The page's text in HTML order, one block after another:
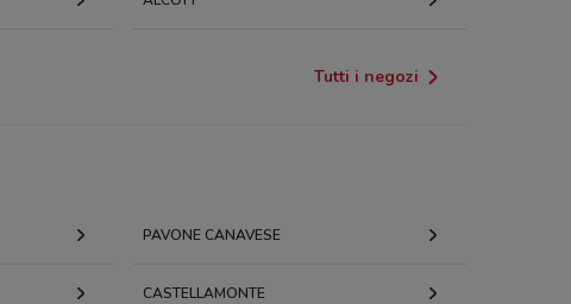
Tutti i negozi
PAVONE CANAVESE
CASTELLAMONTE